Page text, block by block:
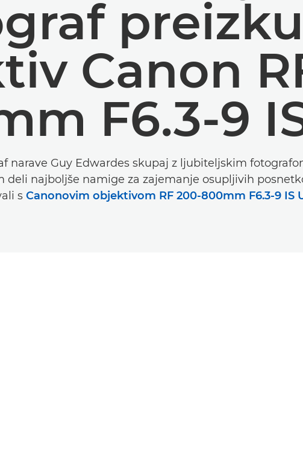
Canon
F6.3-9
narave Guy Edwardes skupaj z ljubiteljskim
deli najboljše namige za zajemanje osupljivih
s Canonovim objektivom RF 200-800mm F6.3-9 IS